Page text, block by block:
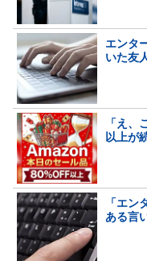
エンタ
いた友
「え
以上が
「エン
ある言